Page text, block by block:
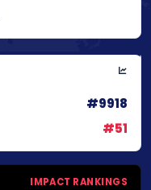
#9918
#51
IMPACT RANKINGS